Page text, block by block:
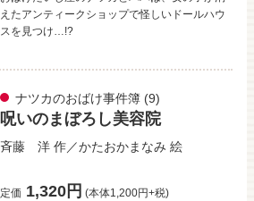
えたアンティークショップで怪しいドールハウ
スを見つけ…!?
ナツカのおばけ事件簿(9)
呪いのまぼろし美容院
斉藤 洋 作／かたおかまなみ 絵
定価 1,320円 (本体1,200円+税)